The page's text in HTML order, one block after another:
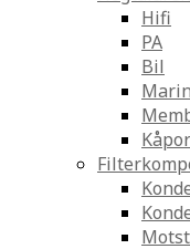
Hifi
PA
Bil
Marin